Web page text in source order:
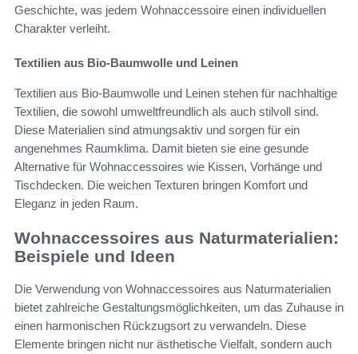
Geschichte, was jedem Wohnaccessoire einen individuellen
Charakter verleiht.
Textilien aus Bio-Baumwolle und Leinen
Textilien aus Bio-Baumwolle und Leinen stehen für nachhaltige
Textilien, die sowohl umweltfreundlich als auch stilvoll sind.
Diese Materialien sind atmungsaktiv und sorgen für ein
angenehmes Raumklima. Damit bieten sie eine gesunde
Alternative für Wohnaccessoires wie Kissen, Vorhänge und
Tischdecken. Die weichen Texturen bringen Komfort und
Eleganz in jeden Raum.
Wohnaccessoires aus Naturmaterialien:
Beispiele und Ideen
Die Verwendung von Wohnaccessoires aus Naturmaterialien
bietet zahlreiche Gestaltungsmöglichkeiten, um das Zuhause in
einen harmonischen Rückzugsort zu verwandeln. Diese
Elemente bringen nicht nur ästhetische Vielfalt, sondern auch